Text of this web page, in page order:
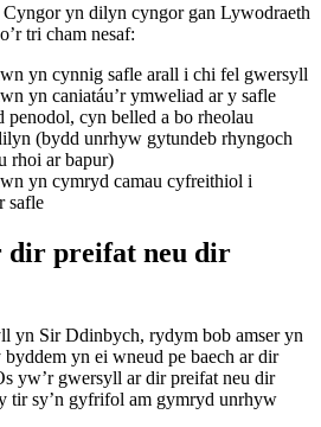
yn dilyn cyngor gan Lywodraeth
tri cham nesaf:
yn cynnig safle arall i chi fel gwersyll
yn caniatáu’r ymweliad ar y safle
penodol, cyn belled a bo rheolau
(bydd unrhyw gytundeb rhyngoch
rhoi ar bapur)
yn cymryd camau cyfreithiol i
safle
dir preifat neu dir
yn Sir Ddinbych, rydym bob amser yn
yn ei wneud pe baech ar dir
yw’r gwersyll ar dir preifat neu dir
tir sy’n gyfrifol am gymryd unrhyw